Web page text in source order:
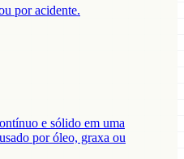
por acidente.
e sólido em uma
por óleo, graxa ou